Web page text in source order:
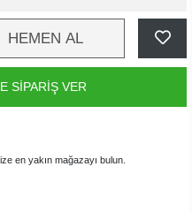
HEMEN AL
SİPARİŞ VER
en yakın mağazayı bulun.